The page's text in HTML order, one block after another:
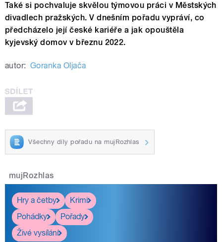
Také si pochvaluje skvělou týmovou práci v Městských
divadlech pražských. V dnešním pořadu vypráví, co
předcházelo její české kariéře a jak opouštěla
kyjevský domov v březnu 2022.
autor: Goranka Oljača
Všechny díly pořadu na mujRozhlas
mujRozhlas
Hry a četby
Krimi
Pohádky
Pořady
Živé vysílání